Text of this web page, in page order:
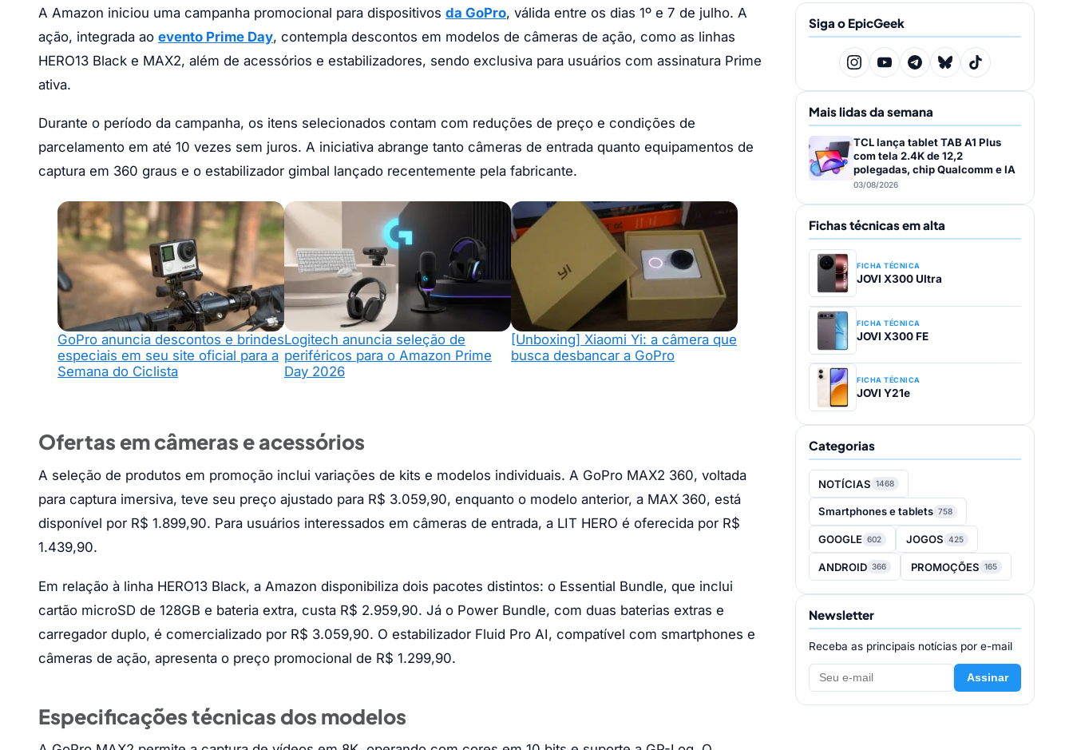
A Amazon iniciou uma campanha promocional para dispositivos da GoPro, válida entre os dias 1º e 7 de julho. A
ação, integrada ao evento Prime Day, contempla descontos em modelos de câmeras de ação, como as linhas
HERO13 Black e MAX2, além de acessórios e estabilizadores, sendo exclusiva para usuários com assinatura Prime
ativa.
Durante o período da campanha, os itens selecionados contam com reduções de preço e condições de
parcelamento em até 10 vezes sem juros. A iniciativa abrange tanto câmeras de entrada quanto equipamentos de
captura em 360 graus e o estabilizador gimbal lançado recentemente pela fabricante.
GoPro anuncia descontos e brindes
especiais em seu site oficial para a
Semana do Ciclista
Logitech anuncia seleção de
periféricos para o Amazon Prime
Day 2026
[Unboxing] Xiaomi Yi: a câmera que
busca desbancar a GoPro
Ofertas em câmeras e acessórios
A seleção de produtos em promoção inclui variações de kits e modelos individuais. A GoPro MAX2 360, voltada
para captura imersiva, teve seu preço ajustado para R$ 3.059,90, enquanto o modelo anterior, a MAX 360, está
disponível por R$ 1.899,90. Para usuários interessados em câmeras de entrada, a LIT HERO é oferecida por R$
1.439,90.
Em relação à linha HERO13 Black, a Amazon disponibiliza dois pacotes distintos: o Essential Bundle, que inclui
cartão microSD de 128GB e bateria extra, custa R$ 2.959,90. Já o Power Bundle, com duas baterias extras e
carregador duplo, é comercializado por R$ 3.059,90. O estabilizador Fluid Pro AI, compatível com smartphones e
câmeras de ação, apresenta o preço promocional de R$ 1.299,90.
Especificações técnicas dos modelos
Siga o EpicGeek
Mais lidas da semana
TCL lança tablet TAB A1 Plus
com tela 2.4K de 12,2
polegadas, chip Qualcomm e IA
03/08/2026
Fichas técnicas em alta
FICHA TÉCNICA
JOVI X300 Ultra
FICHA TÉCNICA
JOVI X300 FE
FICHA TÉCNICA
JOVI Y21e
Categorias
NOTÍCIAS 1468
Smartphones e tablets 758
GOOGLE 602 JOGOS 425
ANDROID 366 PROMOÇÕES 165
Newsletter
Receba as principais notícias por e-mail
Assinar